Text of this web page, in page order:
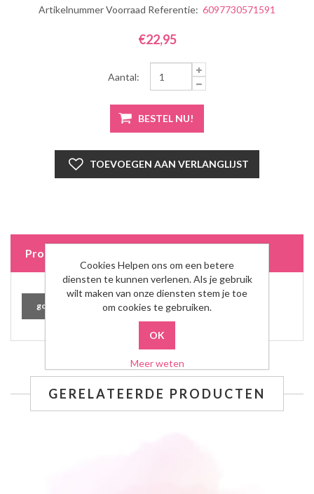
Artikelnummer Voorraad Referentie: 6097730571591
€22,95
Aantal:
Product Tags
goud ketting(33)
GERELATEERDE PRODUCTEN
Cookies Helpen ons om een betere
diensten te kunnen verlenen. Als je gebruik
wilt maken van onze diensten stem je toe
om cookies te gebruiken.
Meer weten